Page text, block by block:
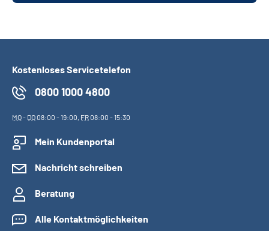
Kostenloses Servicetelefon
0800 1000 4800
MO- DO08:00 - 19:00, FR08:00 - 15:30
Mein Kundenportal
Nachricht schreiben
Beratung
Alle Kontaktmöglichkeiten